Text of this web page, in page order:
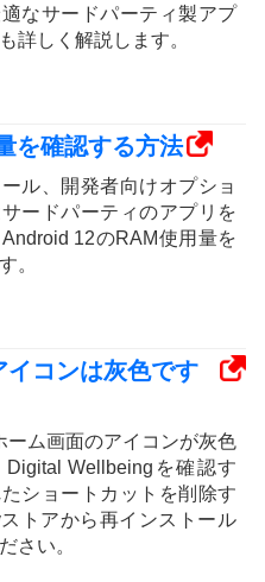
なサードパーティ製アプ
詳しく解説します。
を確認する方法
ル、開発者向けオプショ
ードパーティのアプリを
12のRAM使用量を
。
コンは灰色です
ーム画面のアイコンが灰色
Wellbeingを確認す
ショートカットを削除す
トアから再インストール
さい。